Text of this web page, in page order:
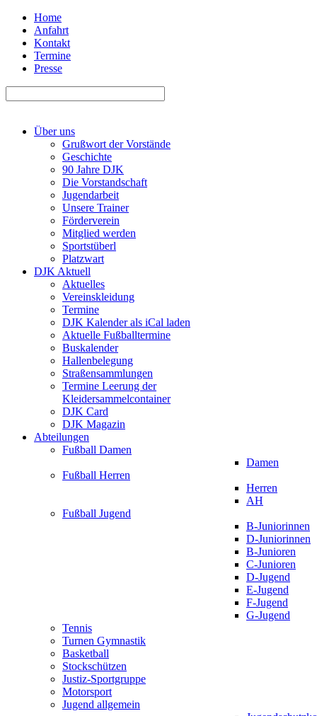
Home
Anfahrt
Kontakt
Termine
Presse
Über uns
Grußwort der Vorstände
Geschichte
90 Jahre DJK
Die Vorstandschaft
Jugendarbeit
Unsere Trainer
Förderverein
Mitglied werden
Sportstüberl
Platzwart
DJK Aktuell
Aktuelles
Vereinskleidung
Termine
DJK Kalender als iCal laden
Aktuelle Fußballtermine
Buskalender
Hallenbelegung
Straßensammlungen
Termine Leerung der
Kleidersammelcontainer
DJK Card
DJK Magazin
Abteilungen
Fußball Damen
Damen
Fußball Herren
Herren
AH
Fußball Jugend
B-Juniorinnen
D-Juniorinnen
B-Junioren
C-Junioren
D-Jugend
E-Jugend
F-Jugend
G-Jugend
Tennis
Turnen Gymnastik
Basketball
Stockschützen
Justiz-Sportgruppe
Motorsport
Jugend allgemein